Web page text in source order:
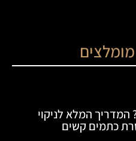
המלא לניקוי
כתמים קשים